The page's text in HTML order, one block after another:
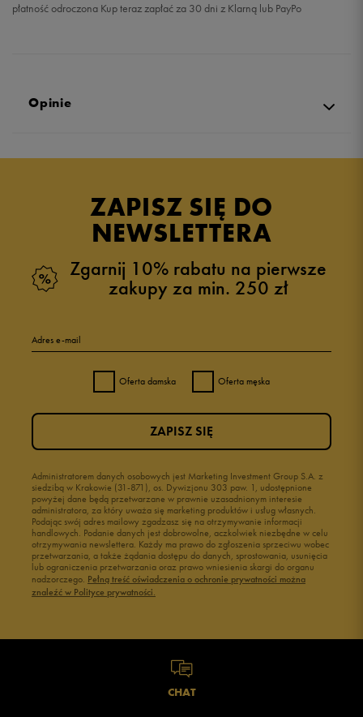
płatność odroczona Kup teraz zapłać za 30 dni z Klarną lub PayPo
Opinie
ZAPISZ SIĘ DO
NEWSLETTERA
Zgarnij 10% rabatu na pierwsze
zakupy za min. 250 zł
Adres e-mail
Oferta damska Oferta męska
Administratorem danych osobowych jest Marketing Investment Group S.A. z
siedzibą w Krakowie (31-871), os. Dywizjonu 303 paw. 1, udostępnione
powyżej dane będą przetwarzane w prawnie uzasadnionym interesie
administratora, za który uważa się marketing produktów i usług własnych.
Podając swój adres mailowy zgadzasz się na otrzymywanie informacji
handlowych. Podanie danych jest dobrowolne, aczkolwiek niezbędne w celu
otrzymywania newslettera. Każdy ma prawo do zgłoszenia sprzeciwu wobec
przetwarzania, a także żądania dostępu do danych, sprostowania, usunięcia
lub ograniczenia przetwarzania oraz prawo wniesienia skargi do organu
nadzorczego. Pełną treść oświadczenia o ochronie prywatności można
znaleźć w Polityce prywatności.
ZAPISZ SIĘ
CHAT